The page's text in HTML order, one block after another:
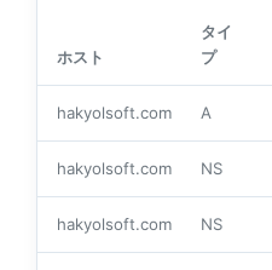
ホスト
タイ
プ
hakyolsoft.com A
hakyolsoft.com NS
hakyolsoft.com NS